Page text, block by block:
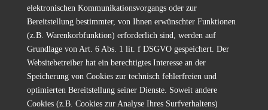
elektronischen Kommunikationsvorgangs oder zur
Bereitstellung bestimmter, von Ihnen erwünschter Funktionen
(z.B. Warenkorbfunktion) erforderlich sind, werden auf
Grundlage von Art. 6 Abs. 1 lit. f DSGVO gespeichert. Der
Websitebetreiber hat ein berechtigtes Interesse an der
Speicherung von Cookies zur technisch fehlerfreien und
optimierten Bereitstellung seiner Dienste. Soweit andere
Cookies (z.B. Cookies zur Analyse Ihres Surfverhaltens)